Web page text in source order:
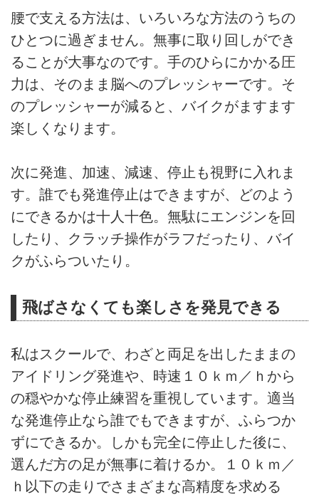
腰で支える方法は、いろいろな方法のうちの
ひとつに過ぎません。無事に取り回しができ
ることが大事なのです。手のひらにかかる圧
力は、そのまま脳へのプレッシャーです。そ
のプレッシャーが減ると、バイクがますます
楽しくなります。
次に発進、加速、減速、停止も視野に入れま
す。誰でも発進停止はできますが、どのよう
にできるかは十人十色。無駄にエンジンを回
したり、クラッチ操作がラフだったり、バイ
クがふらついたり。
飛ばさなくても楽しさを発見できる
私はスクールで、わざと両足を出したままの
アイドリング発進や、時速１０ｋｍ／ｈから
の穏やかな停止練習を重視しています。適当
な発進停止なら誰でもできますが、ふらつか
ずにできるか。しかも完全に停止した後に、
選んだ方の足が無事に着けるか。１０ｋｍ／
ｈ以下の走りでさまざまな高精度を求める